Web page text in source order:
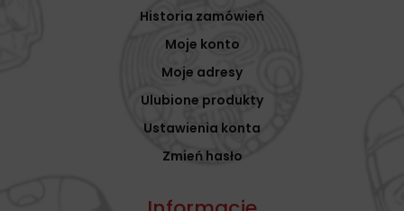
Historia zamówień
Moje konto
Moje adresy
Ulubione produkty
Ustawienia konta
Zmień hasło